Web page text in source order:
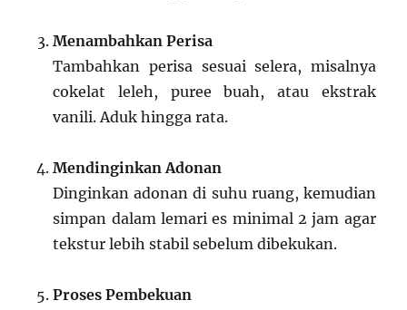
Menambahkan Perisa
Tambahkan perisa sesuai selera, misalnya
cokelat leleh, puree buah, atau ekstrak
vanili. Aduk hingga rata.
Mendinginkan Adonan
Dinginkan adonan di suhu ruang, kemudian
simpan dalam lemari es minimal 2 jam agar
tekstur lebih stabil sebelum dibekukan.
Proses Pembekuan